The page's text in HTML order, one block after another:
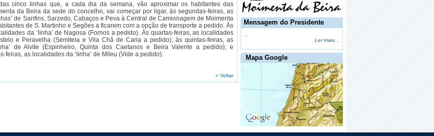
cinco linhas que, a cada dia da semana, vão aproximar os habitantes das
da Beira da sede do concelho, vai começar por ligar, às segundas-feiras, as
de Sanfins, Sarzedo, Cabaços e Peva à Central de Camionagem de Moimenta
de S. Martinho e Segões a ficarem com a opção de transporte a pedido. Às
da ‘linha’ de Nagosa (Fornos a pedido). Às quartas-feiras, as localidades
e Peravelha (Semitela e Vila Chã de Caria a pedido); às quintas-feiras, as
de Alvite (Espinheiro, Quinta dos Caetanos e Beira Valente a pedido); e
feiras, as localidades da ‘linha’ de Mileu (Vide a pedido).
« Voltar
Mensagem do Presidente
Ler mais...
Mapa Google